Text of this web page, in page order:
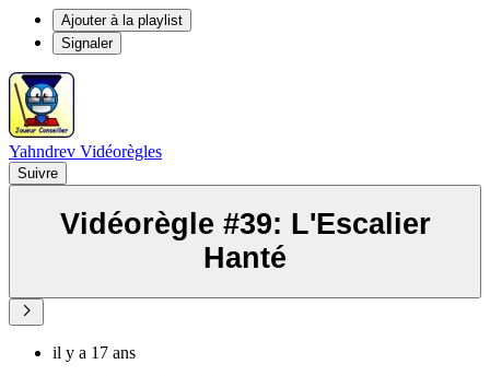
Ajouter à la playlist
Signaler
Yahndrev Vidéorègles
Suivre
Vidéorègle #39: L'Escalier
Hanté
il y a 17 ans